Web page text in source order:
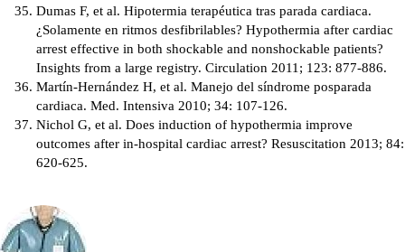
Dumas F, et al. Hipotermia terapéutica tras parada cardiaca.
¿Solamente en ritmos desfibrilables? Hypothermia after cardiac
arrest effective in both shockable and nonshockable patients?
Insights from a large registry. Circulation 2011; 123: 877-886.
Martín-Hernández H, et al. Manejo del síndrome posparada
cardiaca. Med. Intensiva 2010; 34: 107-126.
Nichol G, et al. Does induction of hypothermia improve
outcomes after in-hospital cardiac arrest? Resuscitation 2013; 84:
620-625.